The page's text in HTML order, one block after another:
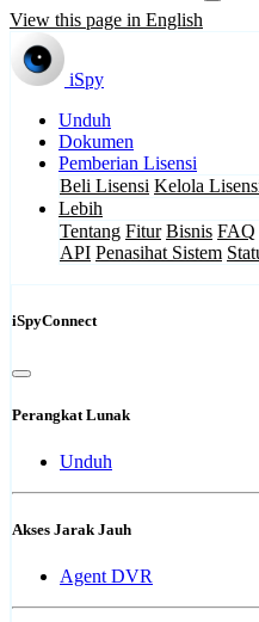
View this page in English
iSpy
Unduh
Dokumen
Pemberian Lisensi
Beli Lisensi Kelola
Lebih
Tentang Fitur Bisnis FAQ
API Penasihat Sistem
iSpyConnect
Perangkat Lunak
Unduh
Akses Jarak Jauh
Agent DVR